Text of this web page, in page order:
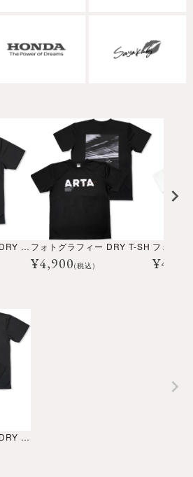
タイポグラフィー 02 DRY T-SH フォトグラフィー DRY T-SH
¥4,900(税込)
フォトグ
¥
タイポグラフィー 01 DRY T-SH